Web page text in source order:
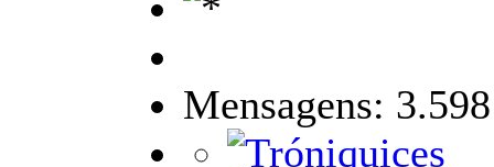
Mensagens: 3.598